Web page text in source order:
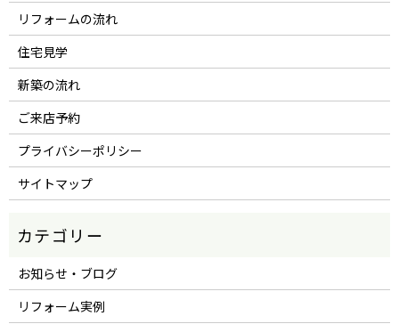
リフォームの流れ
住宅見学
新築の流れ
ご来店予約
プライバシーポリシー
サイトマップ
お知らせ・ブログ
リフォーム実例